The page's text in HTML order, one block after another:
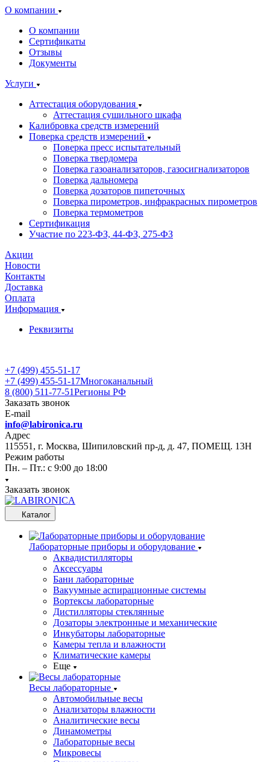
О компании
О компании
Сертификаты
Отзывы
Документы
Услуги
Аттестация оборудования
Аттестация сушильного шкафа
Калибровка средств измерений
Поверка средств измерений
Поверка пресс испытательный
Поверка твердомера
Поверка газоанализаторов, газосигнализаторов
Поверка дальномера
Поверка дозаторов пипеточных
Поверка пирометров, инфракрасных пирометров
Поверка термометров
Сертификация
Участие по 223-ФЗ, 44-ФЗ, 275-ФЗ
Акции
Новости
Контакты
Доставка
Оплата
Информация
Реквизиты
+7 (499) 455-51-17
+7 (499) 455-51-17Многоканальный
8 (800) 511-77-51Регионы РФ
Заказать звонок
E-mail
info@labironica.ru
Адрес
115551, г. Москва, Шипиловский пр-д, д. 47, ПОМЕЩ. 13Н
Режим работы
Пн. – Пт.: с 9:00 до 18:00
Заказать звонок
Каталог
Лабораторные приборы и оборудование
Аквадистилляторы
Аксессуары
Бани лабораторные
Вакуумные аспирационные системы
Вортексы лабораторные
Дистилляторы стеклянные
Дозаторы электронные и механические
Инкубаторы лабораторные
Камеры тепла и влажности
Климатические камеры
Еще
Весы лабораторные
Автомобильные весы
Анализаторы влажности
Аналитические весы
Динамометры
Лабораторные весы
Микровесы